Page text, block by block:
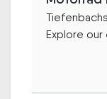
Explore our